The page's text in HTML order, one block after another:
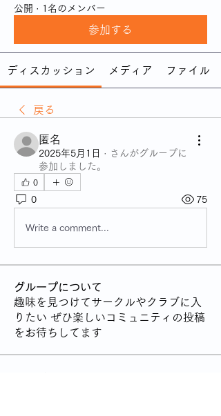
公開 · 1名のメンバー
参加する
ディスカッション メディア ファイル
戻る
匿名
2025年5月1日 ·
さんがグループに
参加しました。
0
0 75
Write a comment...
グループについて
趣味を見つけてサークルやクラブに入
りたい ぜひ楽しいコミュニティの投稿
をお待ちしてます